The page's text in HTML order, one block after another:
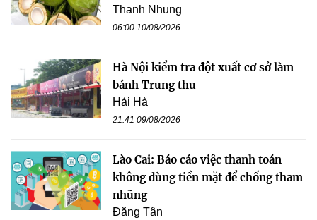
Thanh Nhung
06:00 10/08/2026
Hà Nội kiểm tra đột xuất cơ sở làm
bánh Trung thu
Hải Hà
21:41 09/08/2026
Lào Cai: Báo cáo việc thanh toán
không dùng tiền mặt để chống tham
nhũng
Đăng Tân